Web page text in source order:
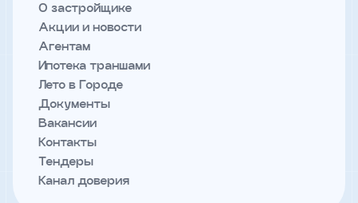
О застройщике
Акции и новости
Агентам
Ипотека траншами
Лето в Городе
Документы
Вакансии
Контакты
Тендеры
Канал доверия